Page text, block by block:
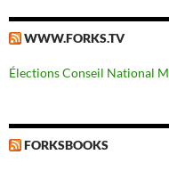
WWW.FORKS.TV
Élections Conseil National
FORKSBOOKS